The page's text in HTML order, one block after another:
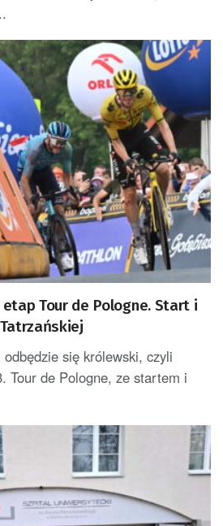
Tour de Pologne. Start i
się królewski, czyli
Tour de Pologne, ze startem i